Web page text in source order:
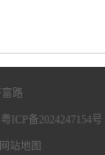
路
粤ICP备2024247154号
网站地图